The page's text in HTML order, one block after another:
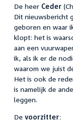
De heer Ceder
Dit nieuwsbericht
geboren en waar
klopt: het is
aan een
ik, als ik er de
waarom we juist
Het is ook de
is namelijk de
leggen.
De voorzitter: